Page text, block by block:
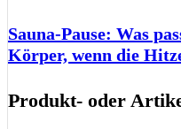
Sauna-Pause: Was
Körper, wenn die
Produkt- oder